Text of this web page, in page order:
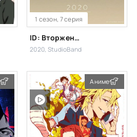
1 сезон, 7 серия
ID: Вторжение
2020, StudioBand
Аниме